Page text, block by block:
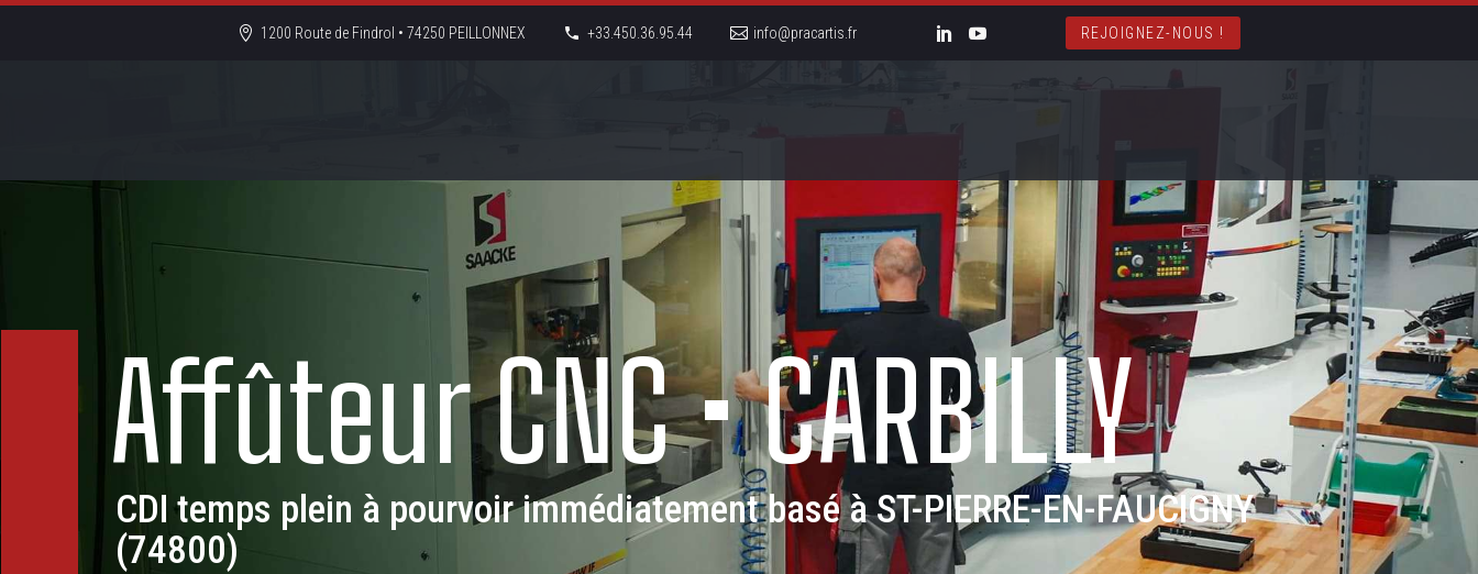
1200 Route de Findrol • 74250 PEILLONNEX +33.450.36.95.44 info@pracartis.fr REJOIGNEZ-NOUS !
Affûteur CNC • CARBILLY
CDI temps plein à pourvoir immédiatement basé à ST-PIERRE-EN-FAUCIGNY
(74800)